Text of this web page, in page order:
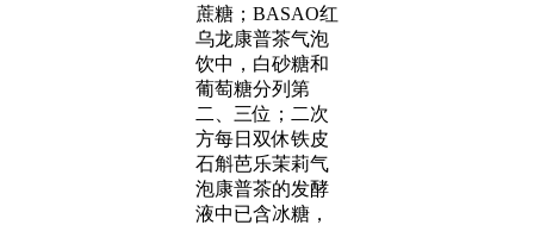
蔗糖；BASAO红
乌龙康普茶气泡
饮中，白砂糖和
葡萄糖分列第
二、三位；二次
方每日双休铁皮
石斛芭乐茉莉气
泡康普茶的发酵
液中已含冰糖，